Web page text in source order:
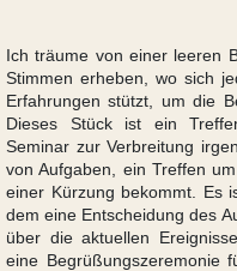
Ich träume von einer leeren
Stimmen erheben, wo sich
Erfahrungen stützt, um die
Dieses Stück ist ein
Seminar zur Verbreitung
von Aufgaben, ein Treffen
einer Kürzung bekommt. Es
dem eine Entscheidung des
über die aktuellen
eine Begrüßungszeremonie